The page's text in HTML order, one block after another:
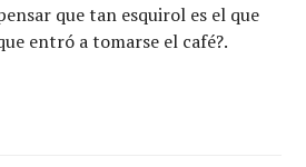
que tan esquirol es el que
entró a tomarse el café?.